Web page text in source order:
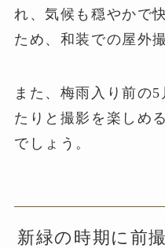
れ、気候も穏やかで
ため、和装での屋外
また、梅雨入り前の
たりと撮影を楽しめ
でしょう。
新緑の時期に前